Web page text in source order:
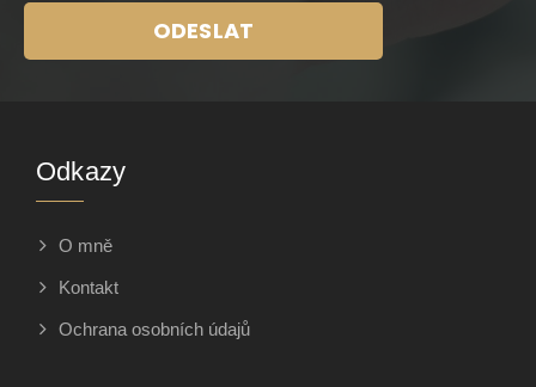
ODESLAT
Odkazy
O mně
Kontakt
Ochrana osobních údajů